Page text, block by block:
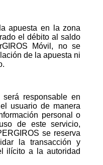
apuesta en la zona
el débito al saldo
Móvil, no se
de la apuesta ni
responsable en
usuario de manera
personal o
de este servicio,
se reserva
la transacción y
ilícito a la autoridad